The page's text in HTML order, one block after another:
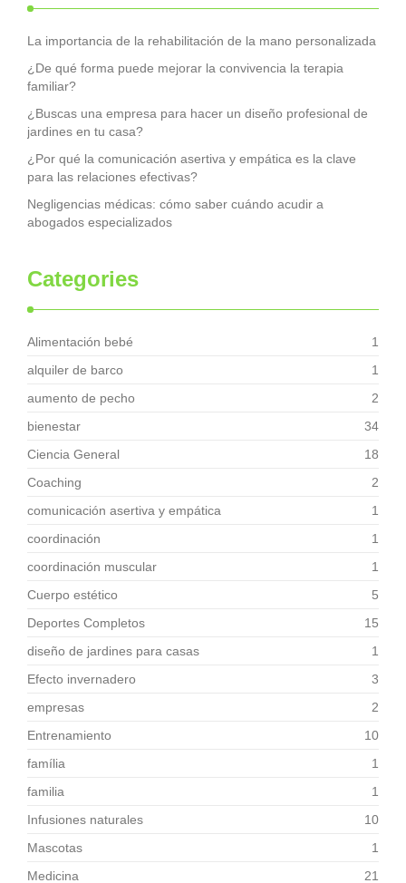
La importancia de la rehabilitación de la mano personalizada
¿De qué forma puede mejorar la convivencia la terapia
familiar?
¿Buscas una empresa para hacer un diseño profesional de
jardines en tu casa?
¿Por qué la comunicación asertiva y empática es la clave
para las relaciones efectivas?
Negligencias médicas: cómo saber cuándo acudir a
abogados especializados
Categories
Alimentación bebé
1
alquiler de barco
1
aumento de pecho
2
bienestar
34
Ciencia General
18
Coaching
2
comunicación asertiva y empática
1
coordinación
1
coordinación muscular
1
Cuerpo estético
5
Deportes Completos
15
diseño de jardines para casas
1
Efecto invernadero
3
empresas
2
Entrenamiento
10
família
1
familia
1
Infusiones naturales
10
Mascotas
1
Medicina
21